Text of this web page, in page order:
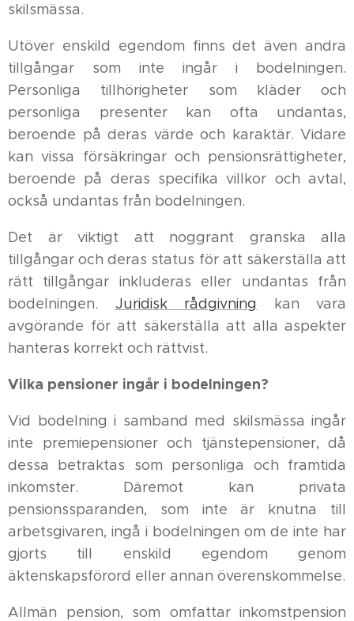
skilsmässa.
Utöver enskild egendom finns det även andra
tillgångar som inte ingår i bodelningen.
Personliga tillhörigheter som kläder och
personliga presenter kan ofta undantas,
beroende på deras värde och karaktär. Vidare
kan vissa försäkringar och pensionsrättigheter,
beroende på deras specifika villkor och avtal,
också undantas från bodelningen.
Det är viktigt att noggrant granska alla
tillgångar och deras status för att säkerställa att
rätt tillgångar inkluderas eller undantas från
bodelningen. Juridisk rådgivning kan vara
avgörande för att säkerställa att alla aspekter
hanteras korrekt och rättvist.
Vilka pensioner ingår i bodelningen?
Vid bodelning i samband med skilsmässa ingår
inte premiepensioner och tjänstepensioner, då
dessa betraktas som personliga och framtida
inkomster. Däremot kan privata
pensionssparanden, som inte är knutna till
arbetsgivaren, ingå i bodelningen om de inte har
gjorts till enskild egendom genom
äktenskapsförord eller annan överenskommelse.
Allmän pension, som omfattar inkomstpension